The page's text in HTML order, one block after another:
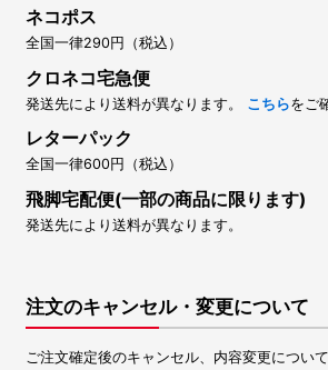
ネコポス
全国一律290円（税込）
クロネコ宅急便
発送先により送料が異なります。 こちらをご
レターパック
全国一律600円（税込）
飛脚宅配便(一部の商品に限ります)
発送先により送料が異なります。
注文のキャンセル・変更について
ご注文確定後のキャンセル、内容変更につい